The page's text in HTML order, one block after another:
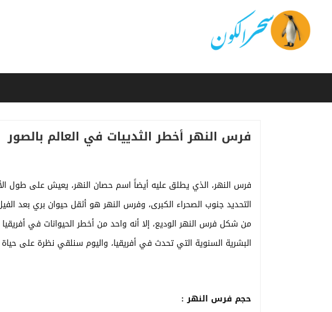
فرس النهر أخطر الثدييات في العالم بالصور
فرس النهر، الذي يطلق عليه أيضاً اسم حصان النهر، يعيش على طول
من شكل فرس النهر الوديع، إلا أنه واحد من أخطر الحيوانات في
البشرية السنوية التي تحدث في أفريقيا، واليوم سنلقي نظرة على
حجم فرس النهر :